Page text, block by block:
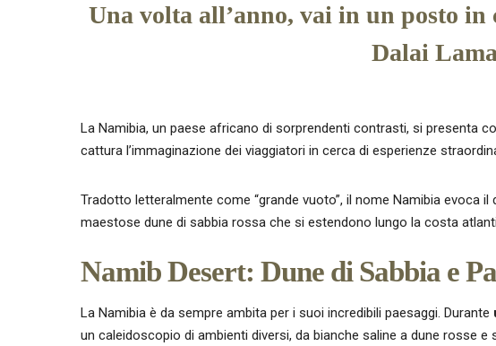
Una volta all’anno, vai in un posto
Dalai Lama
La Namibia, un paese africano di sorprendenti contrasti, si presenta
cattura l’immaginazione dei viaggiatori in cerca di esperienze
Tradotto letteralmente come “grande vuoto”, il nome Namibia evoca
maestose dune di sabbia rossa che si estendono lungo la costa
Namib Desert: Dune di Sabbia e
La Namibia è da sempre ambita per i suoi incredibili paesaggi. Durante
un caleidoscopio di ambienti diversi, da bianche saline a dune rosse e